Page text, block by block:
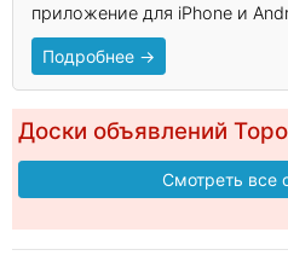
приложение для iPhone и
Подробнее →
Доски объявлений
Смотреть все